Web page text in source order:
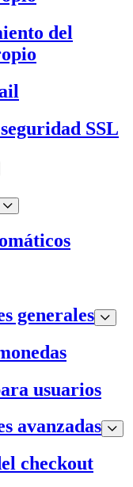
del
SSL
generales
usuarios
avanzadas
checkout